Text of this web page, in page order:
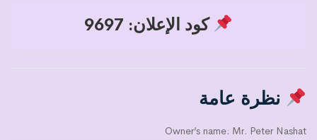
كود الإعلان: 9697
نظرة عامة
Owner’s name: Mr. Peter Nashat